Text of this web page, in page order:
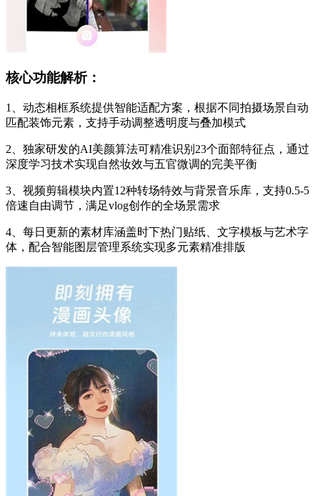
核心功能解析：
1、动态相框系统提供智能适配方案，根据不同拍摄场景自动
匹配装饰元素，支持手动调整透明度与叠加模式
2、独家研发的AI美颜算法可精准识别23个面部特征点，通过
深度学习技术实现自然妆效与五官微调的完美平衡
3、视频剪辑模块内置12种转场特效与背景音乐库，支持0.5-5
倍速自由调节，满足vlog创作的全场景需求
4、每日更新的素材库涵盖时下热门贴纸、文字模板与艺术字
体，配合智能图层管理系统实现多元素精准排版